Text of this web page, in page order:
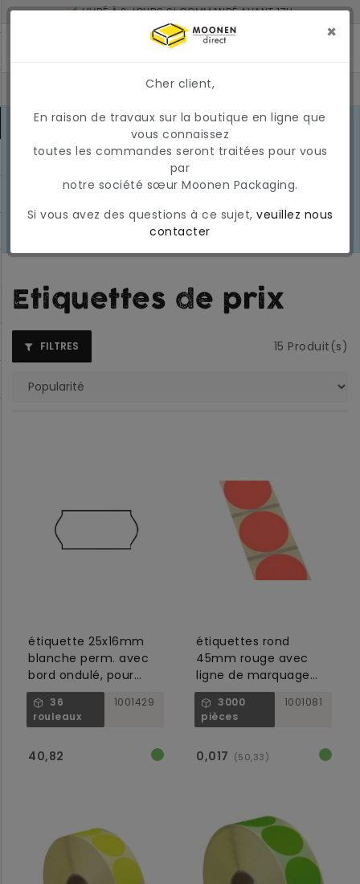
LIVRÉ À 2 JOURS SI COMMANDÉ AVANT 17H
MONTANT MINIMUM DE COMMANDE : 150 €
CONDITIONS DU MARCHÉ EN MARS
En raison des conditions actuelles
du marché, les prix et la
disponibilité peuvent varier
actuellement une surcharge
carburant temporaire et variable.
EN
SAVOIR
Etiquettes de prix
FILTRES 15 Produit(s)
étiquette 25x16mm
blanche perm. avec
bord ondulé, pour
barre de prix 1001405
36
rouleaux
1001429
40,82
étiquettes rond
45mm rouge avec
ligne de marquage
noire
3000
pièces
1001081
0,017 (50,33)
×
Cher client,
En raison de travaux sur la boutique en ligne que
vous connaissez
toutes les commandes seront traitées pour vous
par
notre société sœur Moonen Packaging.
Si vous avez des questions à ce sujet, veuillez nous
contacter